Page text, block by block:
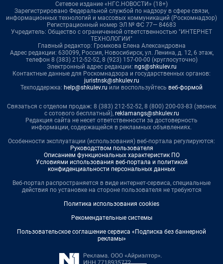
Сетевое издание «НГС.НОВОСТИ» (18+)
Зарегистрировано Федеральной службой по надзору в сфере связи,
информационных технологий и массовых коммуникаций (Роскомнадзор)
Регистрационный номер ЭЛ № ФС 77— 84683
Учредитель: Общество с ограниченной ответственностью "ИНТЕРНЕТ
ТЕХНОЛОГИИ"
Главный редактор: Громкова Елена Александровна
Адрес редакции: 630099, Россия, Новосибирск, ул. Ленина, д. 12, 6 этаж,
телефон 8 (383) 212-52-52, 8 (923) 157-00-00 (круглосуточно)
Электронный адрес редакции: ngs@shkulev.ru
Контактные данные для Роскомнадзора и государственных органов:
juristnsk@shkulev.ru
Техподдержка: help@shkulev.ru или воспользуйтесь веб-формой
Связаться с отделом продаж: 8 (383) 212-52-52, 8 (800) 200-03-83 (звонок
с сотового бесплатный), reklamangs@shkulev.ru
Редакция сайта не несет ответственности за достоверность
информации, содержащейся в рекламных объявлениях.
Особенности эксплуатации (использования) веб-портала регулируются:
Руководством пользователя
Описанием функциональных характеристик ПО
Условиями использования веб-портала и политикой
конфиденциальности персональных данных
Веб-портал распространяется в виде интернет-сервиса, специальные
действия по установке на стороне пользователя не требуются
Политика использования cookies
Рекомендательные системы
Пользовательское соглашение сервиса «Подписка без баннерной
рекламы»